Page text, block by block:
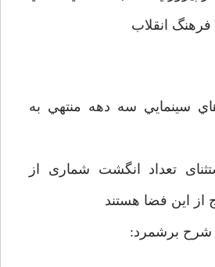
فرهنگ انقلاب
سينمايي سه دهه منتهي به
تعداد انگشت‌ شماری از
از اين فضا هستند
شرح برشمرد: